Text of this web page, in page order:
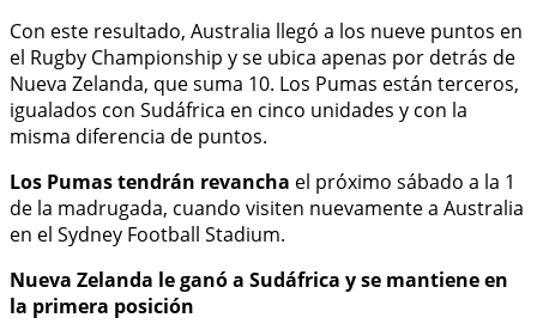
Con este resultado, Australia llegó a los nueve puntos en
el Rugby Championship y se ubica apenas por detrás de
Nueva Zelanda, que suma 10. Los Pumas están terceros,
igualados con Sudáfrica en cinco unidades y con la
misma diferencia de puntos.
Los Pumas tendrán revancha el próximo sábado a la 1
de la madrugada, cuando visiten nuevamente a Australia
en el Sydney Football Stadium.
Nueva Zelanda le ganó a Sudáfrica y se mantiene en
la primera posición